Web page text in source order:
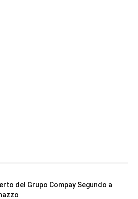
del Grupo Compay Segundo a